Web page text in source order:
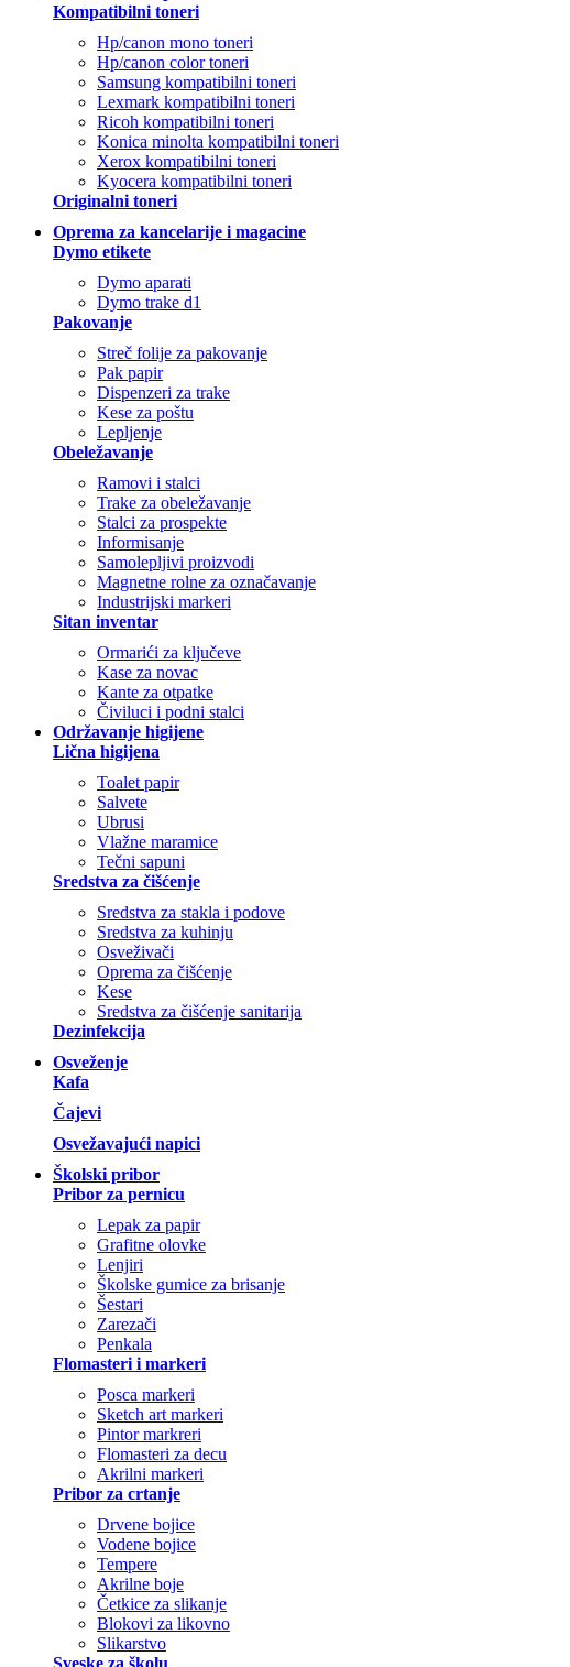
Kompatibilni toneri
Hp/canon mono toneri
Hp/canon color toneri
Samsung kompatibilni toneri
Lexmark kompatibilni toneri
Ricoh kompatibilni toneri
Konica minolta kompatibilni toneri
Xerox kompatibilni toneri
Kyocera kompatibilni toneri
Originalni toneri
Oprema za kancelarije i magacine
Dymo etikete
Dymo aparati
Dymo trake d1
Pakovanje
Streč folije za pakovanje
Pak papir
Dispenzeri za trake
Kese za poštu
Lepljenje
Obeležavanje
Ramovi i stalci
Trake za obeležavanje
Stalci za prospekte
Informisanje
Samolepljivi proizvodi
Magnetne rolne za označavanje
Industrijski markeri
Sitan inventar
Ormarići za ključeve
Kase za novac
Kante za otpatke
Čiviluci i podni stalci
Održavanje higijene
Lična higijena
Toalet papir
Salvete
Ubrusi
Vlažne maramice
Tečni sapuni
Sredstva za čišćenje
Sredstva za stakla i podove
Sredstva za kuhinju
Osveživači
Oprema za čišćenje
Kese
Sredstva za čišćenje sanitarija
Dezinfekcija
Osveženje
Kafa
Čajevi
Osvežavajući napici
Školski pribor
Pribor za pernicu
Lepak za papir
Grafitne olovke
Lenjiri
Školske gumice za brisanje
Šestari
Zarezači
Penkala
Flomasteri i markeri
Posca markeri
Sketch art markeri
Pintor markreri
Flomasteri za decu
Akrilni markeri
Pribor za crtanje
Drvene bojice
Vodene bojice
Tempere
Akrilne boje
Četkice za slikanje
Blokovi za likovno
Slikarstvo
Sveske za školu